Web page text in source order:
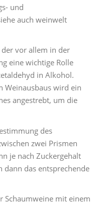
und
auch weinwelt
der vor allem in der
eine wichtige Rolle
in Alkohol.
Weinausbaus wird ein
angestrebt, um die
des
zwei Prismen
je nach Zuckergehalt
dann das entsprechende
Schaumweine mit einem